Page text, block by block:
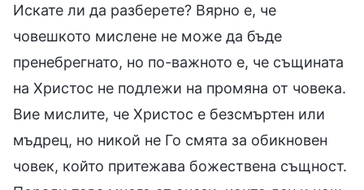
Искате ли да разберете? Вярно е, че
човешкото мислене не може да бъде
пренебрегнато, но по-важното е, че същината
на Христос не подлежи на промяна от човека.
Вие мислите, че Христос е безсмъртен или
мъдрец, но никой не Го смята за обикновен
човек, който притежава божествена същност.